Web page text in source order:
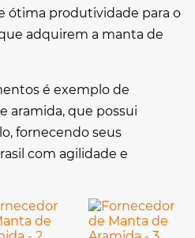
ótima produtividade para o
adquirem a manta de
é exemplo de
aramida, que possui
fornecendo seus
com agilidade e